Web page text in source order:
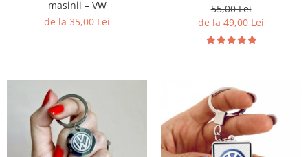
masinii – VW
de la 35,00 Lei
55,00 Lei
de la 49,00 Lei